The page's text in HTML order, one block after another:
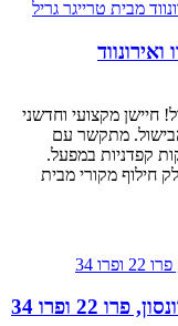
חיישן מקצועי וחדשני
מתקשר עם
חילוף מקורי מבית
22 ופרו 34